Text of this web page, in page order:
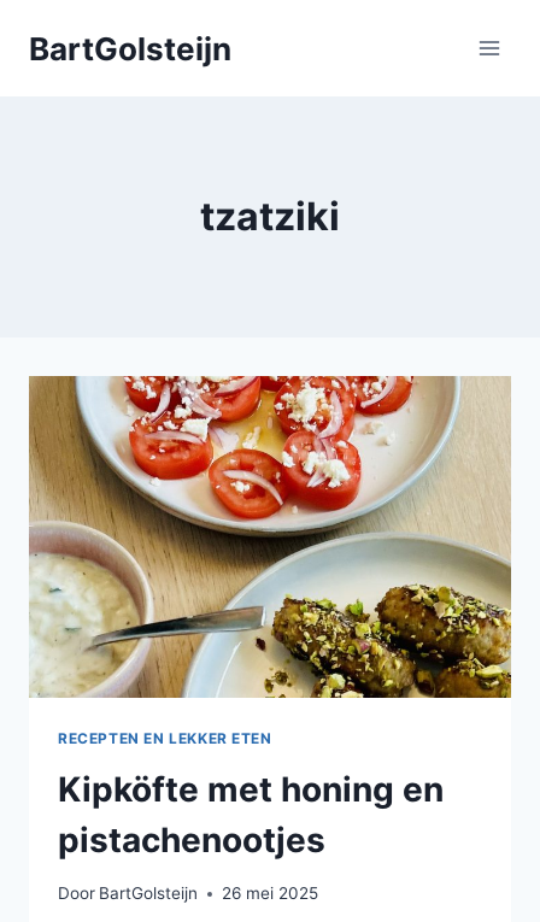
naarBartGolsteijn
tzatziki
RECEPTEN EN LEKKER ETEN
Kipköfte met honing en
pistachenootjes
Door BartGolsteijn 26 mei 2025